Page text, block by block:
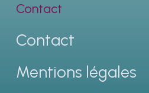
Contact
Contact
Mentions légales